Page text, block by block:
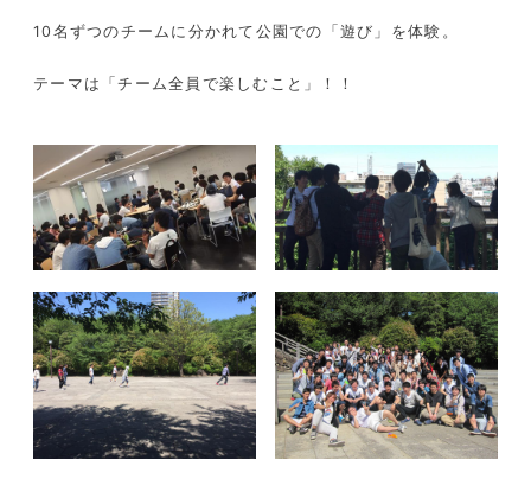
10名ずつのチームに分かれて公園での「遊び」を体験。
テーマは「チーム全員で楽しむこと」！！